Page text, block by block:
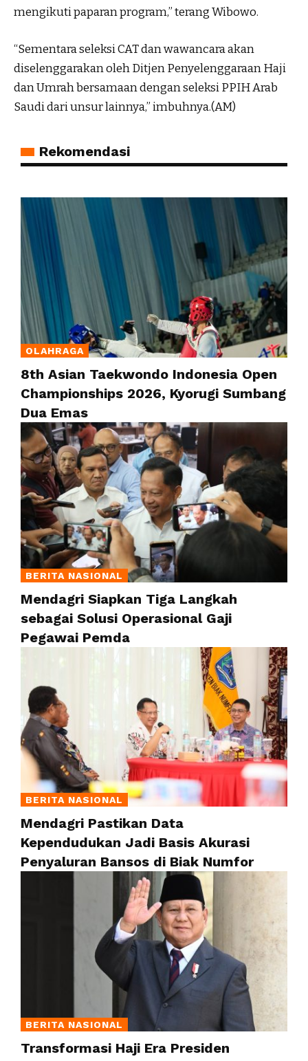
mengikuti paparan program,” terang Wibowo.
“Sementara seleksi CAT dan wawancara akan
diselenggarakan oleh Ditjen Penyelenggaraan Haji
dan Umrah bersamaan dengan seleksi PPIH Arab
Saudi dari unsur lainnya,” imbuhnya.(AM)
Rekomendasi
OLAHRAGA
8th Asian Taekwondo Indonesia Open
Championships 2026, Kyorugi Sumbang
Dua Emas
BERITA NASIONAL
Mendagri Siapkan Tiga Langkah
sebagai Solusi Operasional Gaji
Pegawai Pemda
BERITA NASIONAL
Mendagri Pastikan Data
Kependudukan Jadi Basis Akurasi
Penyaluran Bansos di Biak Numfor
BERITA NASIONAL
Transformasi Haji Era Presiden